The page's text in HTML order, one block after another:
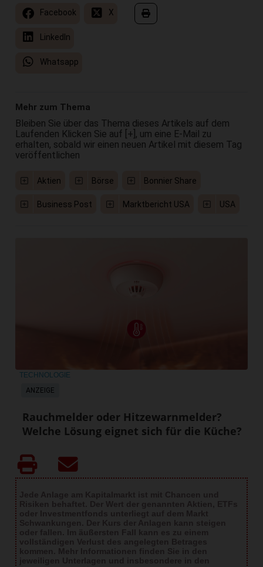
Facebook X
LinkedIn
Whatsapp
Mehr zum Thema
Bleiben Sie über das Thema dieses Artikels auf dem
Laufenden Klicken Sie auf [+], um eine E-Mail zu
erhalten, sobald wir einen neuen Artikel mit diesem Tag
veröffentlichen
Aktien Börse Bonnier Share
Business Post Marktbericht USA USA
ANZEIGE
TECHNOLOGIE
Rauchmelder oder Hitzewarnmelder?
Welche Lösung eignet sich für die Küche?